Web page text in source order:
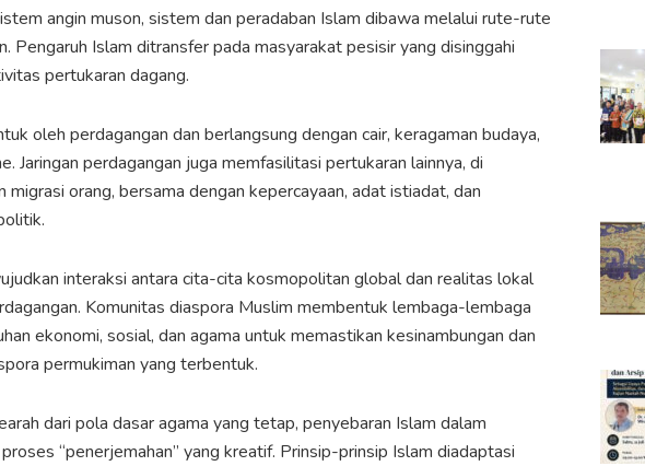
angin muson, sistem dan peradaban Islam dibawa melalui rute-rute
Pengaruh Islam ditransfer pada masyarakat pesisir yang disinggahi
pertukaran dagang.
oleh perdagangan dan berlangsung dengan cair, keragaman budaya,
Jaringan perdagangan juga memfasilitasi pertukaran lainnya, di
migrasi orang, bersama dengan kepercayaan, adat istiadat, dan
interaksi antara cita-cita kosmopolitan global dan realitas lokal
Komunitas diaspora Muslim membentuk lembaga-lembaga
ekonomi, sosial, dan agama untuk memastikan kesinambungan dan
permukiman yang terbentuk.
dari pola dasar agama yang tetap, penyebaran Islam dalam
“penerjemahan” yang kreatif. Prinsip-prinsip Islam diadaptasi